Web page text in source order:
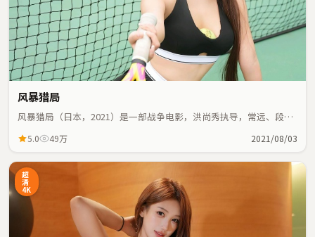
风暴猎局
风暴猎局（日本，2021）是一部战争电影，洪尚秀执导，常远、段奕
5.0 49万 2021/08/03
超
清
4K